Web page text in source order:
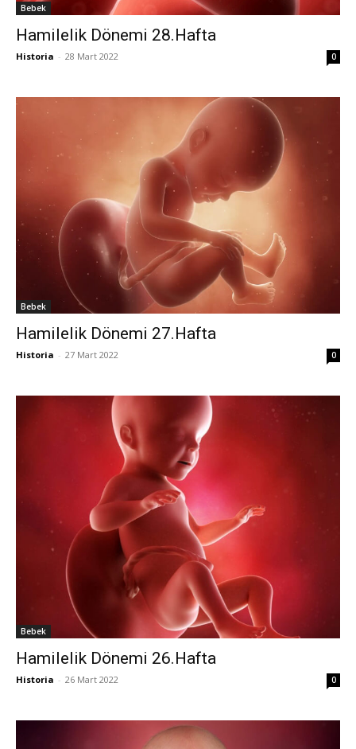
Bebek
Hamilelik Dönemi 28.Hafta
Historia - 28 Mart 2022 0
Bebek
Hamilelik Dönemi 27.Hafta
Historia - 27 Mart 2022 0
Bebek
Hamilelik Dönemi 26.Hafta
Historia - 26 Mart 2022 0